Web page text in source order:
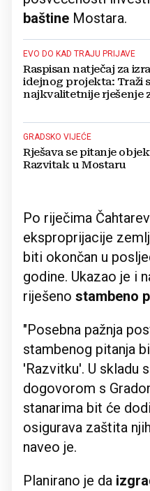
baštine Mostara.
EVO DO KAD TRAJU PRIJAVE
Raspisan natječaj za
idejnog projekta: Traži
najkvalitetnije rješenje
GRADSKO VIJEĆE
Rješava se pitanje objekta
Razvitak u Mostaru
Po riječima
eksproprijacije
biti okončan u
godine. Ukazao je i
riješeno stambeno
"Posebna pažnja
stambenog pitanja
'Razvitku'. U skladu
dogovorom s
stanarima bit će
osigurava zaštita
naveo je.
Planirano je da